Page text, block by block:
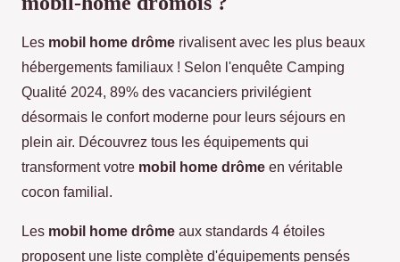
Les mobil home drôme rivalisent avec les plus beaux
hébergements familiaux ! Selon l'enquête Camping
Qualité 2024, 89% des vacanciers privilégient
désormais le confort moderne pour leurs séjours en
plein air. Découvrez tous les équipements qui
transforment votre mobil home drôme en véritable
cocon familial.
Les mobil home drôme aux standards 4 étoiles
proposent une liste complète d'équipements pensés